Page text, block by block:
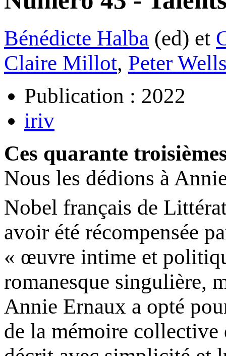
Bénédicte Halba (ed) et
Claire Millot, Peter
Publication : 2022
iriv
Ces quarante
Nous les dédions à
Nobel français de
avoir été récompensée
« œuvre intime et
romanesque singulière,
Annie Ernaux a opté
de la mémoire